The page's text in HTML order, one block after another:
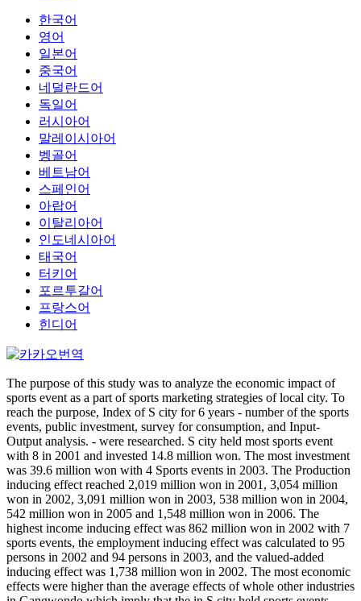
한국어
영어
일본어
중국어
네덜란드어
독일어
러시아어
말레이시아어
벵골어
베트남어
스페인어
아랍어
이탈리아어
인도네시아어
태국어
터키어
포르투갈어
프랑스어
힌디어
The purpose of this study was to analyze the economic impact of
sports event as a part of sports marketing strategies of local city. To
reach the purpose, Index of S city for 6 years - number of the sports
events, public investment, survey for consumption, and Input-
Output analysis. - were researched. S city held most sports event
with 8 in 2001 and invested 14.8 million won. The most investment
was 39.6 million won with 4 Sports events in 2003. The Production
inducing effect reached 2,019 million won in 2001, 3,054 million
won in 2002, 3,091 million won in 2003, 538 million won in 2004,
542 million won in 2005 and 1,548 million won in 2006. The
highest income inducing effect was 862 million won in 2002 with 7
sports events, the employment inducing effect was calculated to 95
persons in 2002 and 94 persons in 2003, and the valued-added
inducing effect was 1,738 million won in 2002. The most economic
effects were higher than the average effects of whole other industries